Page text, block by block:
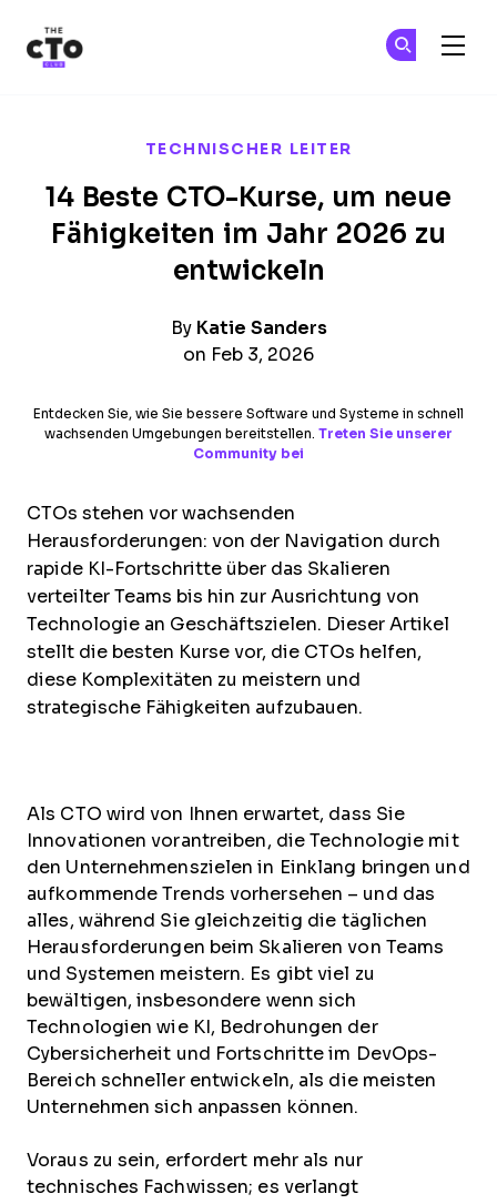
TECHNISCHER LEITER
14 Beste CTO-Kurse, um neue
Fähigkeiten im Jahr 2026 zu
entwickeln
By Katie Sanders
on Feb 3, 2026
Entdecken Sie, wie Sie bessere Software und Systeme in schnell
wachsenden Umgebungen bereitstellen. Treten Sie unserer
Community bei
CTOs stehen vor wachsenden
Herausforderungen: von der Navigation durch
rapide KI-Fortschritte über das Skalieren
verteilter Teams bis hin zur Ausrichtung von
Technologie an Geschäftszielen. Dieser Artikel
stellt die besten Kurse vor, die CTOs helfen,
diese Komplexitäten zu meistern und
strategische Fähigkeiten aufzubauen.
Als CTO wird von Ihnen erwartet, dass Sie
Innovationen vorantreiben, die Technologie mit
den Unternehmenszielen in Einklang bringen und
aufkommende Trends vorhersehen – und das
alles, während Sie gleichzeitig die täglichen
Herausforderungen beim Skalieren von Teams
und Systemen meistern. Es gibt viel zu
bewältigen, insbesondere wenn sich
Technologien wie KI, Bedrohungen der
Cybersicherheit und Fortschritte im DevOps-
Bereich schneller entwickeln, als die meisten
Unternehmen sich anpassen können.
Voraus zu sein, erfordert mehr als nur
technisches Fachwissen; es verlangt